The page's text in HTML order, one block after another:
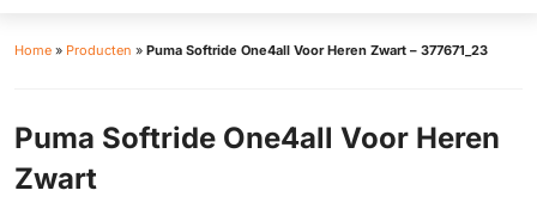
Home » Producten » Puma Softride One4all Voor Heren Zwart – 377671_23
Puma Softride One4all Voor Heren
Zwart